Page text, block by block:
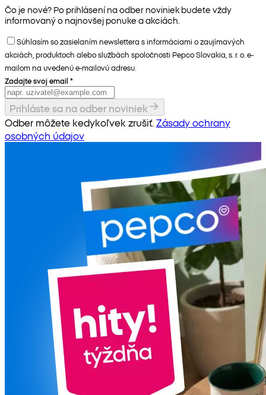
Čo je nové? Po prihlásení na odber noviniek budete vždy
informovaný o najnovšej ponuke a akciách.
Súhlasím so zasielaním newslettera s informáciami o zaujímavých
akciách, produktoch alebo službách spoločnosti Pepco Slovakia, s. r. o. e-
mailom na uvedenú e-mailovú adresu.
Zadajte svoj email *
Prihláste sa na odber noviniek
Odber môžete kedykoľvek zrušiť. Zásady ochrany
osobných údajov